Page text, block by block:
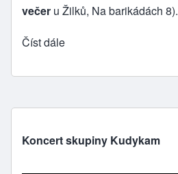
večer u Žilků, Na barikádách 8).
Číst dále
Koncert skupiny Kudykam